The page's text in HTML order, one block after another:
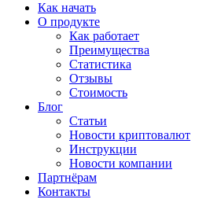
Как начать
О продукте
Как работает
Преимущества
Статистика
Отзывы
Стоимость
Блог
Статьи
Новости криптовалют
Инструкции
Новости компании
Партнёрам
Контакты